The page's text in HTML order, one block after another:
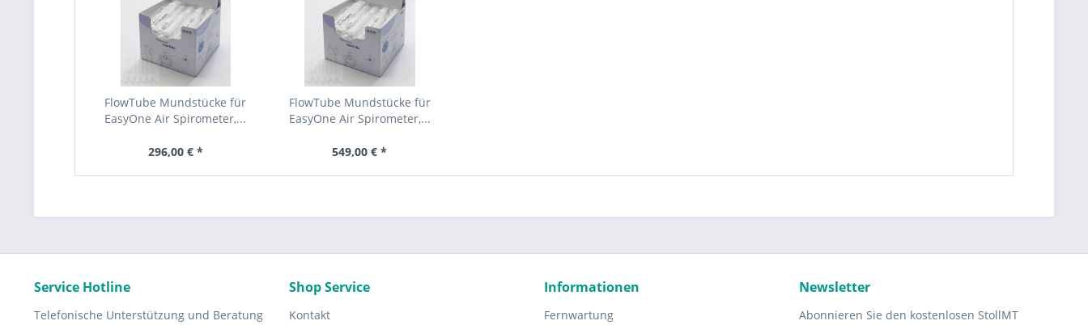
FlowTube Mundstücke für
EasyOne Air Spirometer,...
296,00 € *
FlowTube Mundstücke für
EasyOne Air Spirometer,...
549,00 € *
Service Hotline
Telefonische Unterstützung und Beratung
Shop Service
Kontakt
Informationen
Fernwartung
Newsletter
Abonnieren Sie den kostenlosen StollMT